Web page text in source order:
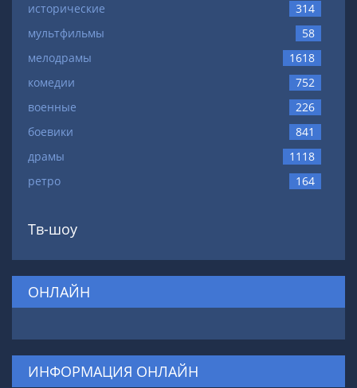
исторические
314
мультфильмы
58
мелодрамы
1618
комедии
752
военные
226
боевики
841
драмы
1118
ретро
164
Тв-шоу
ОНЛАЙН
ИНФОРМАЦИЯ ОНЛАЙН